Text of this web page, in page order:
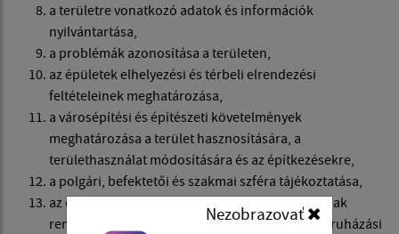
a területre vonatkozó adatok és információk
nyilvántartása,
a problémák azonosítása a területen,
az épületek elhelyezési és térbeli elrendezési
feltételeinek meghatározása,
a városépítési és építészeti követelmények
meghatározása a terület hasznosítására, a
területhasználat módosítására és az építkezésekre,
a polgári, befektetői és szakmai szféra tájékoztatása,
az építkezések anyagi és időbeli koordinációjának
rendezése, a területi-technikai, szervezeti és beruházási
Nezobrazovať